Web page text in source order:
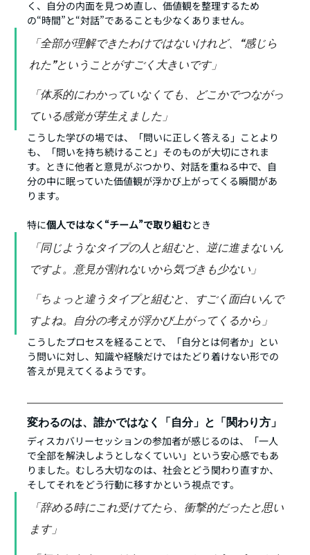
く、自分の内面を見つめ直し、価値観を整理するため
の“時間”と“対話”であることも少なくありません。
「全部が理解できたわけではないけれど、“感じら
れた”ということがすごく大きいです」
「体系的にわかっていなくても、どこかでつながっ
ている感覚が芽生えました」
こうした学びの場では、「問いに正しく答える」ことより
も、「問いを持ち続けること」そのものが大切にされま
す。ときに他者と意見がぶつかり、対話を重ねる中で、自
分の中に眠っていた価値観が浮かび上がってくる瞬間があ
ります。
特に個人ではなく“チーム”で取り組むとき
「同じようなタイプの人と組むと、逆に進まないん
ですよ。意見が割れないから気づきも少ない」
「ちょっと違うタイプと組むと、すごく面白いんで
すよね。自分の考えが浮かび上がってくるから」
こうしたプロセスを経ることで、「自分とは何者か」とい
う問いに対し、知識や経験だけではたどり着けない形での
答えが見えてくるようです。
変わるのは、誰かではなく「自分」と「関わり方」
ディスカバリーセッションの参加者が感じるのは、「一人
で全部を解決しようとしなくていい」という安心感でもあ
りました。むしろ大切なのは、社会とどう関わり直すか、
そしてそれをどう行動に移すかという視点です。
「辞める時にこれ受けてたら、衝撃的だったと思い
ます」